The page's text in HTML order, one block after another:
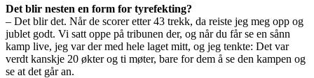
Det blir nesten en form for tyrefekting?
– Det blir det. Når de scorer etter 43 trekk, da reiste jeg meg opp og
jublet godt. Vi satt oppe på tribunen der, og når du får se en sånn
kamp live, jeg var der med hele laget mitt, og jeg tenkte: Det var
verdt kanskje 20 økter og ti møter, bare for dem å se den kampen og
se at det går an.